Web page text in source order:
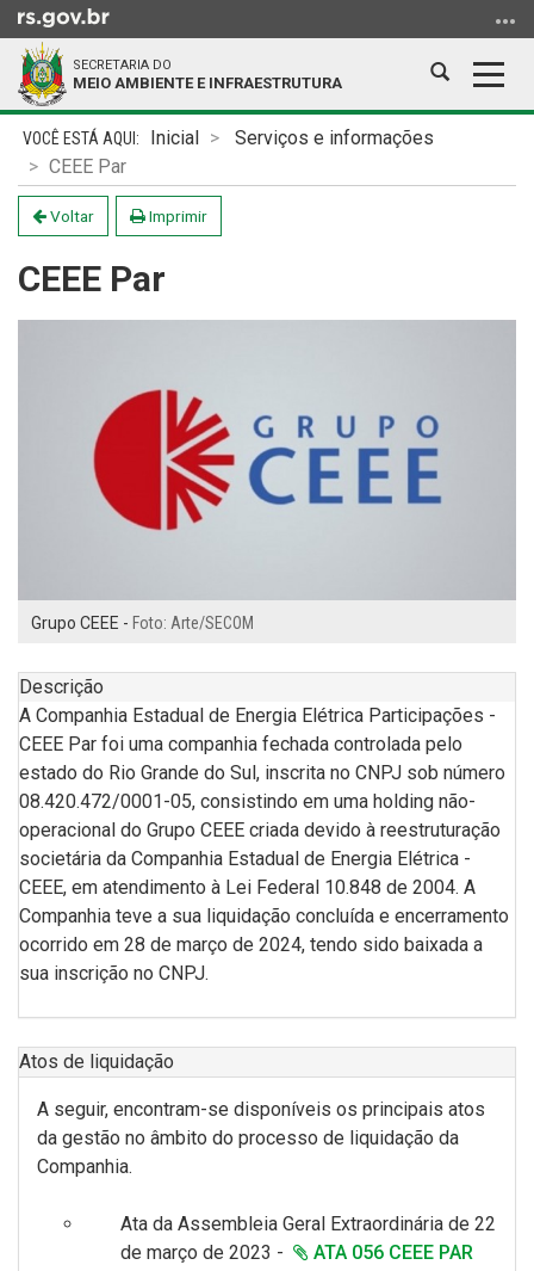
para
conteúdo
menu
para
busca
SECRETARIA DO
MEIO AMBIENTE E INFRAESTRUTURA
Abrir
busca
Início
conteúdo
Inicial
Serviços e informações
CEEE Par
Voltar Imprimir
CEEE Par
Grupo CEEE - Foto: Arte/SECOM
Descrição
A Companhia Estadual de Energia Elétrica Participações -
CEEE Par foi uma companhia fechada controlada pelo
estado do Rio Grande do Sul, inscrita no CNPJ sob número
08.420.472/0001-05, consistindo em uma holding não-
operacional do Grupo CEEE criada devido à reestruturação
societária da Companhia Estadual de Energia Elétrica -
CEEE, em atendimento à Lei Federal 10.848 de 2004. A
Companhia teve a sua liquidação concluída e encerramento
ocorrido em 28 de março de 2024, tendo sido baixada a
sua inscrição no CNPJ.
Atos de liquidação
A seguir, encontram-se disponíveis os principais atos
da gestão no âmbito do processo de liquidação da
Companhia.
Ata da Assembleia Geral Extraordinária de 22
de março de 2023 -
ATA 056 CEEE PAR